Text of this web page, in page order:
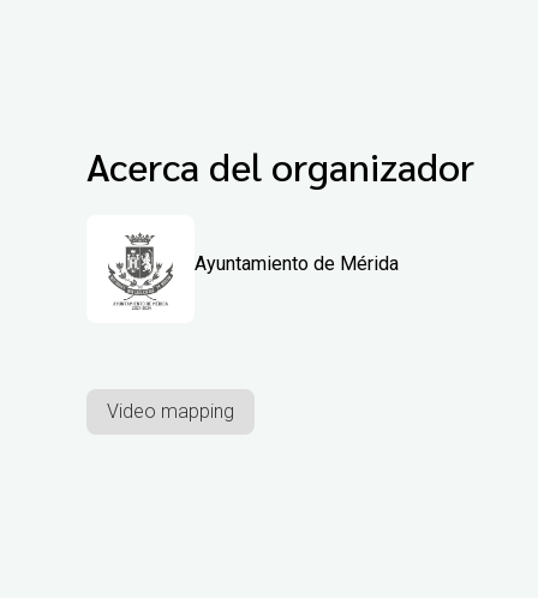
Acerca del organizador
Ayuntamiento de Mérida
Video mapping